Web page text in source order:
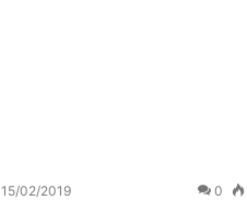
15/02/2019 0